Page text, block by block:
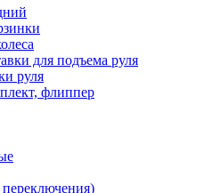
для подъема руля
руля
флиппер